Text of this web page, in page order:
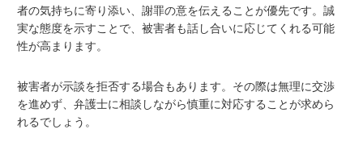
者の気持ちに寄り添い、謝罪の意を伝えることが優先です。誠
実な態度を示すことで、被害者も話し合いに応じてくれる可能
性が高まります。
被害者が示談を拒否する場合もあります。その際は無理に交渉
を進めず、弁護士に相談しながら慎重に対応することが求めら
れるでしょう。